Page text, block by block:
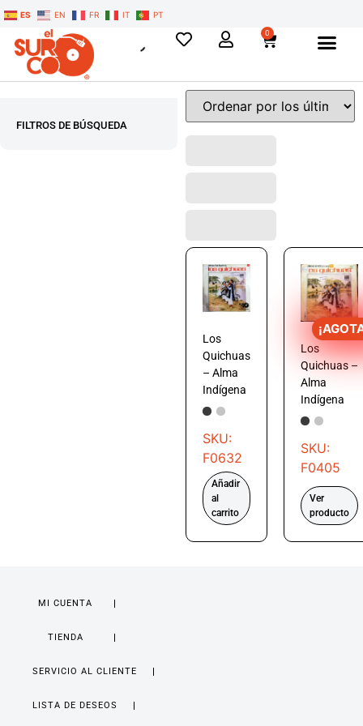
ES EN FR IT PT
0
FILTROS DE BÚSQUEDA
Los
Quichuas
– Alma
Indígena
SKU:
F0632
Añadir
al
carrito
Los
Quichuas –
Alma
Indígena
SKU:
F0405
Ver
producto
MI CUENTA
TIENDA
SERVICIO AL CLIENTE
LISTA DE DESEOS